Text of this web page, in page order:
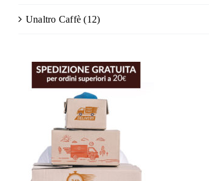
Unaltro Caffè (12)